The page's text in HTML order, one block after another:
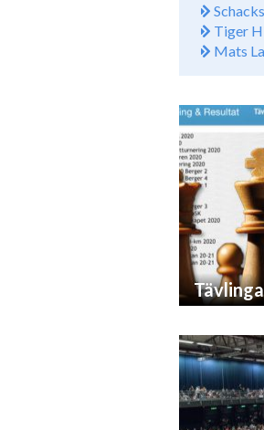
Tiger
Mats